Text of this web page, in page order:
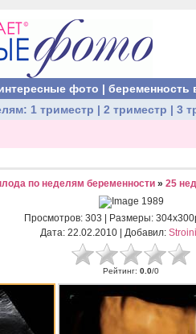
фото | беременность
1 триместр | 2 триместр | 3
по неделям беременности » 25
Просмотров: 303 | Размеры:
Дата: 22.02.2010 | Добавил:
Рейтинг: 0.0/0